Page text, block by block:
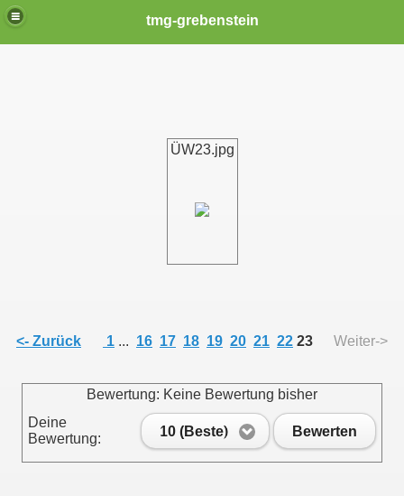
tmg-grebenstein
ÜW23.jpg
<- Zurück 1 ... 16 17 18 19 20 21 22 23 Weiter->
Bewertung: Keine Bewertung bisher
Deine
Bewertung:
10 (Beste) Bewerten